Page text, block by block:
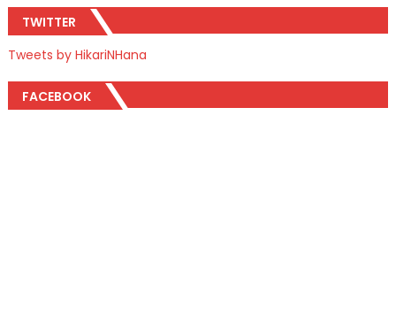
TWITTER
Tweets by HikariNHana
FACEBOOK